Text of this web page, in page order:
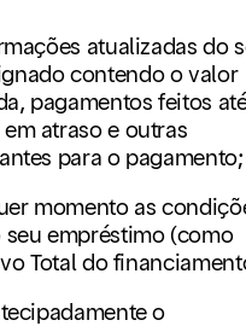
atualizadas do
contendo o valor
pagamentos feitos
atraso e outras
para o pagamento;
momento as
empréstimo (como
Total do
o